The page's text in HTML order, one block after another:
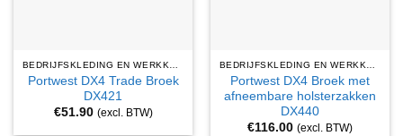
Portwest DX4 Trade Broek
DX421
€51.90 (excl. BTW)
Portwest DX4 Broek met
afneembare holsterzakken
DX440
€116.00 (excl. BTW)